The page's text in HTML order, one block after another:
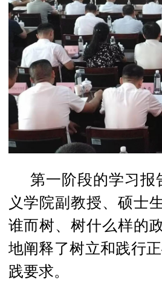
第一阶段的学习
义学院副教授、硕士
谁而树、树什么样的
地阐释了树立和践行
践要求。